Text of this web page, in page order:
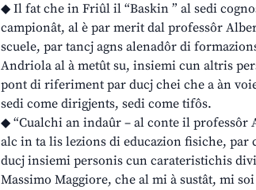
◆ Il fat che in Friûl il “Baskin ” al sedi
campionât, al è par merit dal professôr
scuele, par tancj agns alenadôr di
Andriola al à metût su, insiemi cun altris
pont di riferiment par ducj chei che a àn
sedi come dirigjents, sedi come tifôs.
◆ “Cualchi an indaûr – al conte il
alc in ta lis lezions di educazion fisiche,
ducj insiemi personis cun carateristichis
Massimo Maggiore, che al mi à sustât, mi